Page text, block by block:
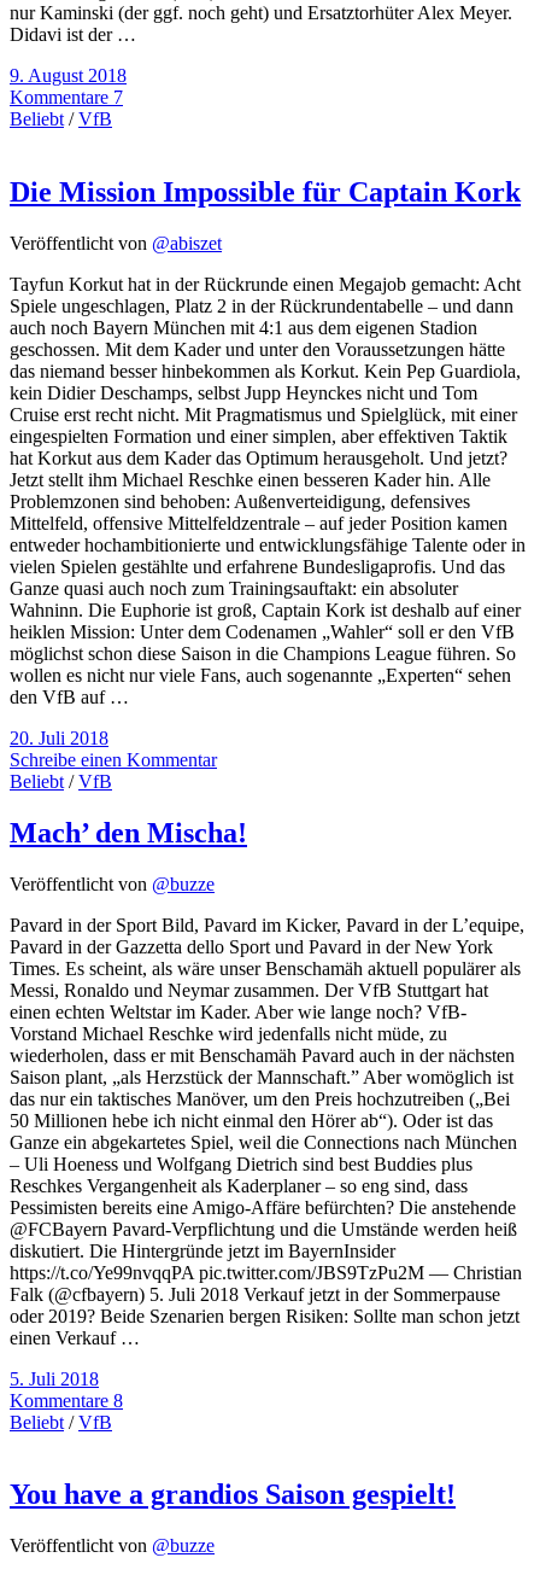
nur Kaminski (der ggf. noch geht) und Ersatztorhüter Alex Meyer.
Didavi ist der …
9. August 2018
Kommentare 7
Beliebt /VfB
Die Mission Impossible für Captain Kork
Veröffentlicht von @abiszet
Tayfun Korkut hat in der Rückrunde einen Megajob gemacht: Acht
Spiele ungeschlagen, Platz 2 in der Rückrundentabelle – und dann
auch noch Bayern München mit 4:1 aus dem eigenen Stadion
geschossen. Mit dem Kader und unter den Voraussetzungen hätte
das niemand besser hinbekommen als Korkut. Kein Pep Guardiola,
kein Didier Deschamps, selbst Jupp Heynckes nicht und Tom
Cruise erst recht nicht. Mit Pragmatismus und Spielglück, mit einer
eingespielten Formation und einer simplen, aber effektiven Taktik
hat Korkut aus dem Kader das Optimum herausgeholt. Und jetzt?
Jetzt stellt ihm Michael Reschke einen besseren Kader hin. Alle
Problemzonen sind behoben: Außenverteidigung, defensives
Mittelfeld, offensive Mittelfeldzentrale – auf jeder Position kamen
entweder hochambitionierte und entwicklungsfähige Talente oder in
vielen Spielen gestählte und erfahrene Bundesligaprofis. Und das
Ganze quasi auch noch zum Trainingsauftakt: ein absoluter
Wahninn. Die Euphorie ist groß, Captain Kork ist deshalb auf einer
heiklen Mission: Unter dem Codenamen „Wahler“ soll er den VfB
möglichst schon diese Saison in die Champions League führen. So
wollen es nicht nur viele Fans, auch sogenannte „Experten“ sehen
den VfB auf …
20. Juli 2018
Schreibe einen Kommentar
Beliebt /VfB
Mach’ den Mischa!
Veröffentlicht von @buzze
Pavard in der Sport Bild, Pavard im Kicker, Pavard in der L’equipe,
Pavard in der Gazzetta dello Sport und Pavard in der New York
Times. Es scheint, als wäre unser Benschamäh aktuell populärer als
Messi, Ronaldo und Neymar zusammen. Der VfB Stuttgart hat
einen echten Weltstar im Kader. Aber wie lange noch? VfB-
Vorstand Michael Reschke wird jedenfalls nicht müde, zu
wiederholen, dass er mit Benschamäh Pavard auch in der nächsten
Saison plant, „als Herzstück der Mannschaft.” Aber womöglich ist
das nur ein taktisches Manöver, um den Preis hochzutreiben („Bei
50 Millionen hebe ich nicht einmal den Hörer ab“). Oder ist das
Ganze ein abgekartetes Spiel, weil die Connections nach München
– Uli Hoeness und Wolfgang Dietrich sind best Buddies plus
Reschkes Vergangenheit als Kaderplaner – so eng sind, dass
Pessimisten bereits eine Amigo-Affäre befürchten? Die anstehende
@FCBayern Pavard-Verpflichtung und die Umstände werden heiß
diskutiert. Die Hintergründe jetzt im BayernInsider
https://t.co/Ye99nvqqPA pic.twitter.com/JBS9TzPu2M — Christian
Falk (@cfbayern) 5. Juli 2018 Verkauf jetzt in der Sommerpause
oder 2019? Beide Szenarien bergen Risiken: Sollte man schon jetzt
einen Verkauf …
5. Juli 2018
Kommentare 8
Beliebt /VfB
You have a grandios Saison gespielt!
Veröffentlicht von @buzze